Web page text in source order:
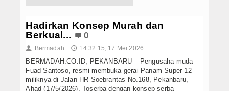
Politik
Berita Foto
Budaya & Pariwisata
Hadirkan Konsep Murah dan
Berkual...
0
👤 Bermadah 🕔 14:32:15, 17 Mei 2026
BERMADAH.CO.ID, PEKANBARU – Pengusaha muda
Fuad Santoso, resmi membuka gerai Panam Super 12
miliknya di Jalan HR Soebrantas No.168, Pekanbaru,
Ahad (17/5/2026). Toserba dengan konsep serba